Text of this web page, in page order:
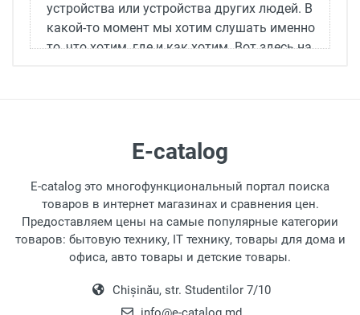
устройства или устройства других людей. В
какой-то момент мы хотим слушать именно
то, что хотим, где и как хотим. Вот здесь на
стали такими популярными?
В прошлом люди включали радио в отпуске,
чтобы послушать последние хиты. Теперь их
заменили Bluetooth-колонки, которые
воспроизводят лучшие треки. Но портативные
колонки используются для гораздо большего,
чем просто музыка:
Прослушивание музыки с телефона:
E-catalog
E-catalog это многофункциональный портал поиска
товаров в интернет магазинах и сравнения цен.
Предоставляем цены на самые популярные категории
товаров: бытовую технику, IT технику, товары для дома и
офиса, авто товары и детские товары.
Chișinău, str. Studentilor 7/10